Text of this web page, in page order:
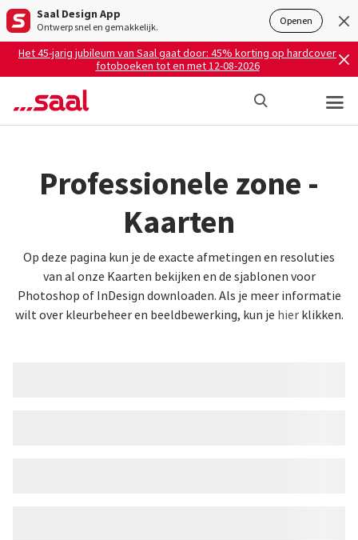
Saal Design App
Ontwerp snel en gemakkelijk. Openen
Het 45-jarig jubileum van Saal gaat door: 45% korting op hardcover
fotoboeken tot en met 12-08-2026
Professionele zone -
Kaarten
Op deze pagina kun je de exacte afmetingen en resoluties
van al onze Kaarten bekijken en de sjablonen voor
Photoshop of InDesign downloaden. Als je meer informatie
wilt over kleurbeheer en beeldbewerking, kun je hierklikken.